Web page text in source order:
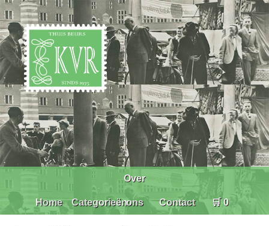
Home Categorieën
Over
ons Contact 🛒 0